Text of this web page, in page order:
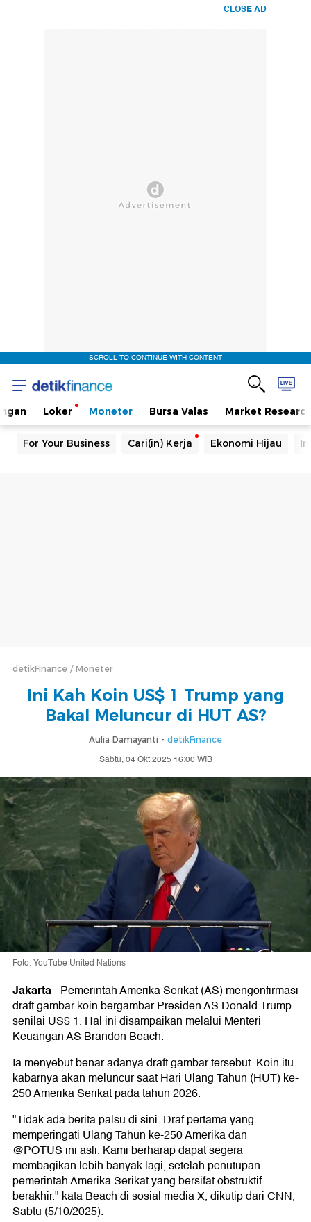
CLOSE AD
SCROLL TO CONTINUE WITH CONTENT
Loker Moneter Bursa Valas Market Research
For Your Business Cari(in) Kerja Ekonomi Hijau
detikFinance Moneter
Ini Kah Koin US$ 1 Trump yang
Bakal Meluncur di HUT AS?
Aulia Damayanti - detikFinance
Sabtu, 04 Okt 2025 16:00 WIB
Foto: YouTube United Nations
Jakarta-Pemerintah Amerika Serikat (AS) mengonfirmasi
draft gambar koin bergambar Presiden AS Donald Trump
senilai US$ 1. Hal ini disampaikan melalui Menteri
Keuangan AS Brandon Beach.
Ia menyebut benar adanya draft gambar tersebut. Koin itu
kabarnya akan meluncur saat Hari Ulang Tahun (HUT) ke-
250 Amerika Serikat pada tahun 2026.
"Tidak ada berita palsu di sini. Draf pertama yang
memperingati Ulang Tahun ke-250 Amerika dan
@POTUS ini asli. Kami berharap dapat segera
membagikan lebih banyak lagi, setelah penutupan
pemerintah Amerika Serikat yang bersifat obstruktif
berakhir." kata Beach di sosial media X, dikutip dari CNN,
Sabtu (5/10/2025).